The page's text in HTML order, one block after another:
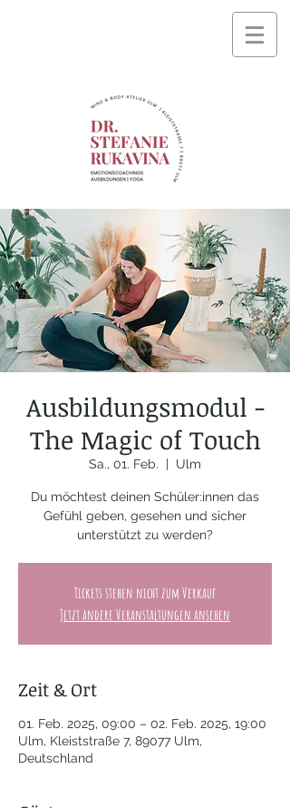
Ausbildungsmodul -
The Magic of Touch
Sa., 01. Feb.
  |
Ulm
Du möchtest deinen Schüler:innen das
Gefühl geben, gesehen und sicher
unterstützt zu werden?
Tickets stehen nicht zum Verkauf
Jetzt andere Veranstaltungen ansehen
Zeit & Ort
01. Feb. 2025, 09:00 – 02. Feb. 2025, 19:00
Ulm, Kleiststraße 7, 89077 Ulm,
Deutschland